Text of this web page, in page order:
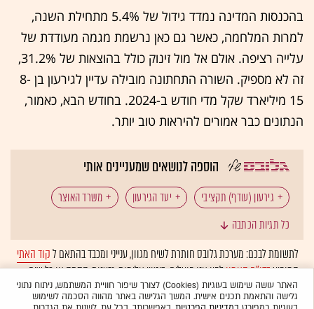
בהכנסות המדינה נמדד גידול של 5.4% מתחילת השנה,
למרות המלחמה, כאשר גם כאן נרשמת מגמה מעודדת של
עלייה רציפה. אולם אל מול זינוק כולל בהוצאות של 31.2%,
זה לא מספיק. השורה התחתונה מובילה עדיין לגירעון בן 8-
15 מיליארד שקל מדי חודש ב-2024. בחודש הבא, כאמור,
הנתונים כבר אמורים להיראות טוב יותר.
הוספה לנושאים שמעניינים אותי
גירעון (עודף) תקציבי יעד הגירעון משרד האוצר
הוצאות ממשלה
בצלאל סמוטריץ' יהלי רוטנברג כלכלת ישראל
כל תגיות הכתבה
לתשומת לבכם: מערכת גלובס חותרת לשיח מגוון, ענייני ומכבד בהתאם לקוד האתי
המופיעבדו"ח האמוןלפיו אנו פועלים. ביטויי אלימות, גזענות, הסתה או כל שיח
בלתי הולם אחר מסוננים בצורהאוטומטיתולא יפורסמו באתר.
האתר עושה שימוש בעוגיות (Cookies) לצורך שיפור חוויית המשתמש, ניתוח נתוני
גלישה והתאמת תכנים אישית. המשך הגלישה באתר מהווה הסכמה לשימוש